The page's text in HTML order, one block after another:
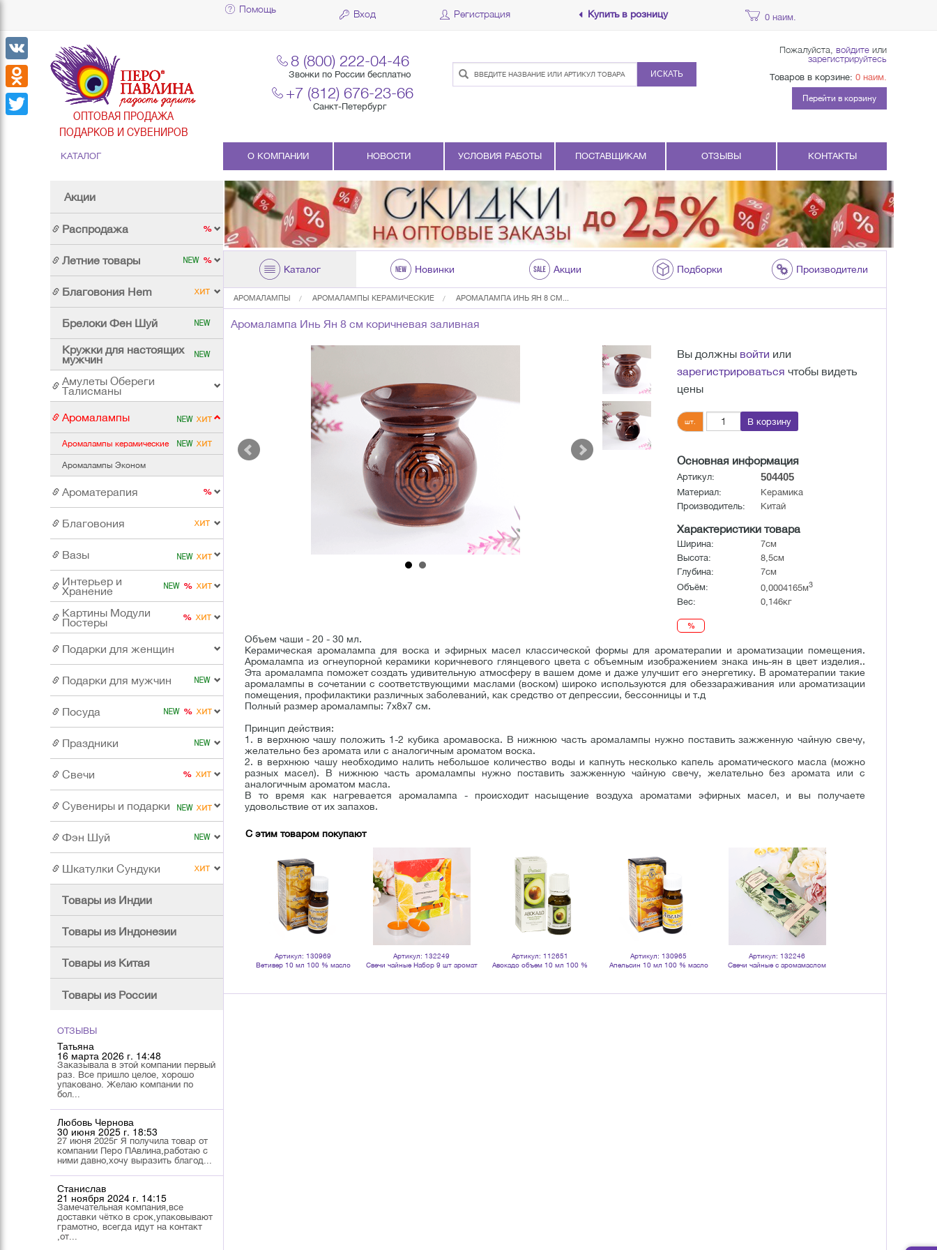
Помощь Вход Регистрация Купить в розницу 0 наим.
ОПТОВАЯ ПРОДАЖА
ПОДАРКОВ И СУВЕНИРОВ
8 (800) 222-04-46
Звонки по России бесплатно
+7 (812) 676-23-66
Санкт-Петербург
ИСКАТЬ
Пожалуйста, войдите или
зарегистрируйтесь
Товаров в корзине: 0 наим.
Перейти в корзину
КАТАЛОГ
Акции
Распродажа
Летние товары
Благовония Hem
Брелоки Фен Шуй
Кружки для настоящих
мужчин
Амулеты Обереги
Талисманы
Аромалампы
Аромалампы керамические
Аромалампы Эконом
Ароматерапия
Благовония
Вазы
Интерьер и
Хранение
Картины Модули
Постеры
Подарки для женщин
Подарки для мужчин
Посуда
Праздники
Свечи
Сувениры и подарки
Фэн Шуй
Шкатулки Сундуки
Товары из Индии
Товары из Индонезии
Товары из Китая
Товары из России
ОТЗЫВЫ
Татьяна
16 марта 2026 г. 14:48
Заказывала в этой компании первый
раз. Все пришло целое, хорошо
упаковано. Желаю компании по
бол...
Любовь Чернова
30 июня 2025 г. 18:53
27 июня 2025г Я получила товар от
компании Перо ПАвлина,работаю с
ними давно,хочу выразить благод...
Станислав
21 ноября 2024 г. 14:15
Замечательная компания,все
доставки чётко в срок,упаковывают
грамотно, всегда идут на контакт
,от...
О КОМПАНИИ НОВОСТИ УСЛОВИЯ РАБОТЫ ПОСТАВЩИКАМ ОТЗЫВЫ КОНТАКТЫ
Каталог Новинки Акции Подборки Производители
АРОМАЛАМПЫ АРОМАЛАМПЫ КЕРАМИЧЕСКИЕ АРОМАЛАМПА ИНЬ ЯН 8 СМ...
Аромалампа Инь Ян 8 см коричневая заливная
Вы должны войти или
зарегистрироваться чтобы видеть
цены
шт. В корзину
Основная информация
Артикул: 504405
Материал:
Керамика
Производитель:
Китай
Характеристики товара
Ширина:
7см
Высота:
8,5см
Глубина:
7см
Объём:
0,0004165м3
Вес: 0,146кг
%
Объем чаши - 20 - 30 мл.
Керамическая аромалампа для воска и эфирных масел классической формы для ароматерапии и ароматизации помещения.
Аромалампа из огнеупорной керамики коричневого глянцевого цвета с объемным изображением знака инь-ян в цвет изделия..
Эта аромалампа поможет создать удивительную атмосферу в вашем доме и даже улучшит его энергетику. В ароматерапии такие
аромалампы в сочетании с соответствующими маслами (воском) широко используются для обеззараживания или ароматизации
помещения, профилактики различных заболеваний, как средство от депрессии, бессонницы и т.д
Полный размер аромалампы: 7х8х7 см.
Принцип действия:
1. в верхнюю чашу положить 1-2 кубика аромавоска. В нижнюю часть аромалампы нужно поставить зажженную чайную свечу,
желательно без аромата или с аналогичным ароматом воска.
2. в верхнюю чашу необходимо налить небольшое количество воды и капнуть несколько капель ароматического масла (можно
разных масел). В нижнюю часть аромалампы нужно поставить зажженную чайную свечу, желательно без аромата или с
аналогичным ароматом масла.
В то время как нагревается аромалампа - происходит насыщение воздуха ароматами эфирных масел, и вы получаете
удовольствие от их запахов.
С этим товаром покупают
Вербена 10 мл 100 % масло
Свечи чайные с аромамаслом
Артикул: 130969
Ветивер 10 мл 100 % масло
Артикул: 132249
Свечи чайные Набор 9 шт аромат
Артикул: 112651
Авокадо объем 10 мл 100 %
Артикул: 130965
Апельсин 10 мл 100 % масло
Артикул: 132246
Свечи чайные с аромамаслом
VK
Odnoklassniki